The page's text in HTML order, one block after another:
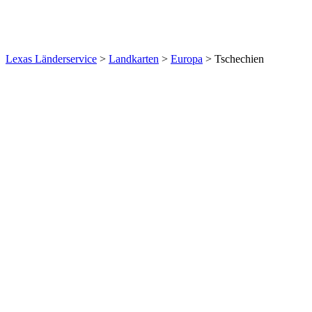
Lexas Länderservice > Landkarten > Europa > Tschechien